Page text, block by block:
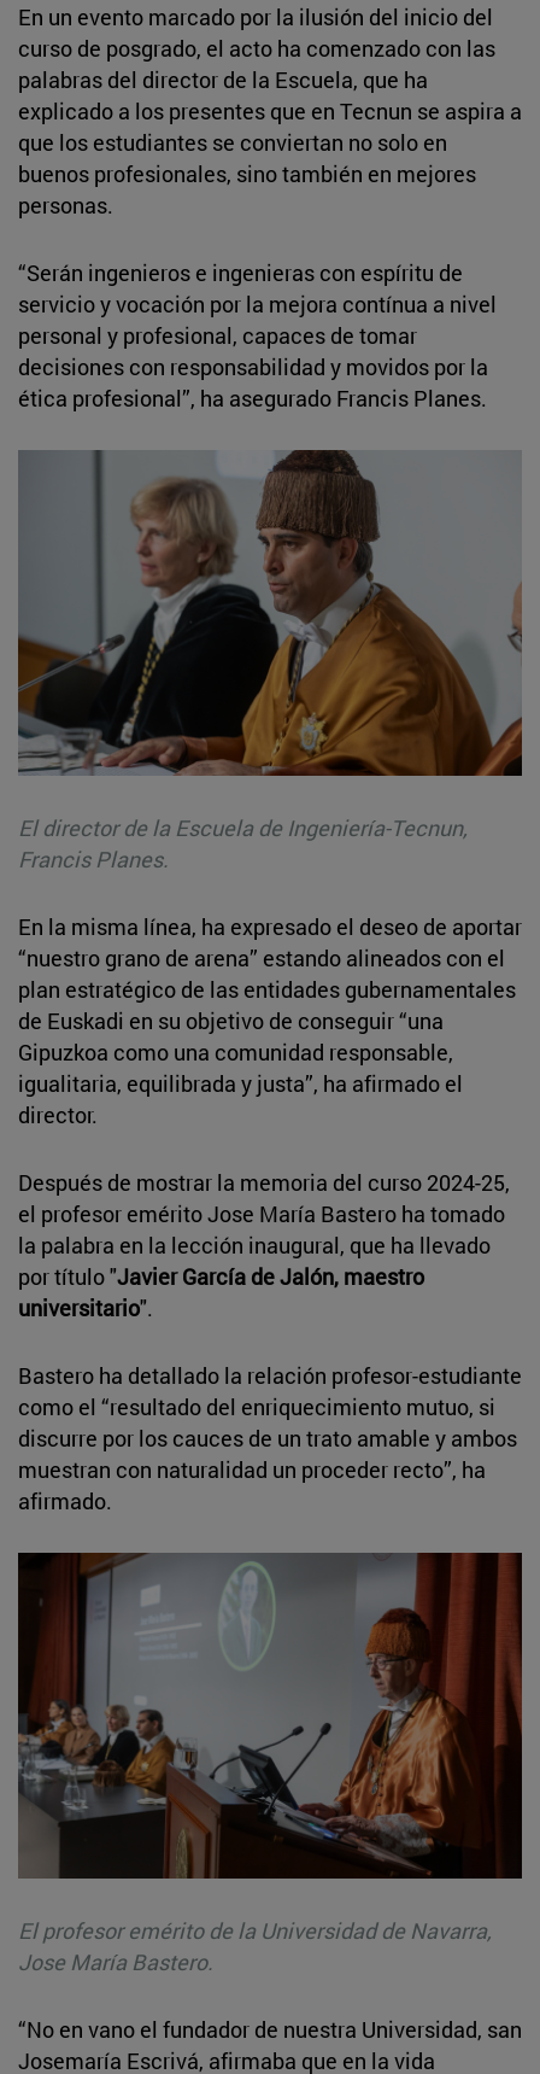
En un evento marcado por la ilusión del inicio del
curso de posgrado, el acto ha comenzado con las
palabras del director de la Escuela, que ha
explicado a los presentes que en Tecnun se aspira a
que los estudiantes se conviertan no solo en
buenos profesionales, sino también en mejores
personas.
“Serán ingenieros e ingenieras con espíritu de
servicio y vocación por la mejora contínua a nivel
personal y profesional, capaces de tomar
decisiones con responsabilidad y movidos por la
ética profesional”, ha asegurado Francis Planes.
El director de la Escuela de Ingeniería-Tecnun,
Francis Planes.
En la misma línea, ha expresado el deseo de aportar
“nuestro grano de arena” estando alineados con el
plan estratégico de las entidades gubernamentales
de Euskadi en su objetivo de conseguir “una
Gipuzkoa como una comunidad responsable,
igualitaria, equilibrada y justa”, ha afirmado el
director.
Después de mostrar la memoria del curso 2024-25,
el profesor emérito Jose María Bastero ha tomado
la palabra en la lección inaugural, que ha llevado
por título "Javier García de Jalón, maestro
universitario".
Bastero ha detallado la relación profesor-estudiante
como el “resultado del enriquecimiento mutuo, si
discurre por los cauces de un trato amable y ambos
muestran con naturalidad un proceder recto”, ha
afirmado.
El profesor emérito de la Universidad de Navarra,
Jose María Bastero.
“No en vano el fundador de nuestra Universidad, san
Josemaría Escrivá, afirmaba que en la vida